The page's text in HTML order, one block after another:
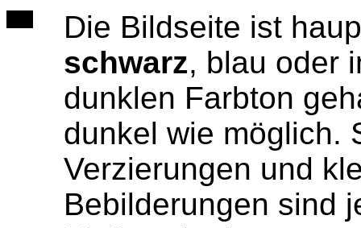
Die Bildseite ist
schwarz, blau oder
dunklen Farbton
dunkel wie möglich.
Verzierungen und
Bebilderungen sind